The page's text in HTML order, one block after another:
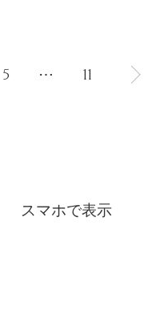
5 ⋯ 11
スマホで表示